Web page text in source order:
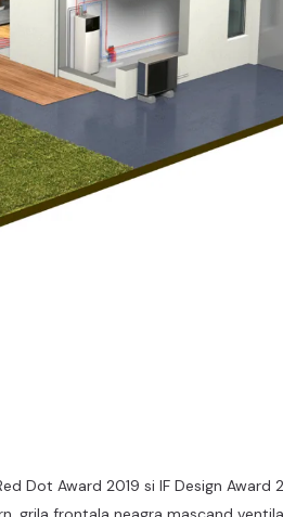
Dot Award 2019 si IF Design Award